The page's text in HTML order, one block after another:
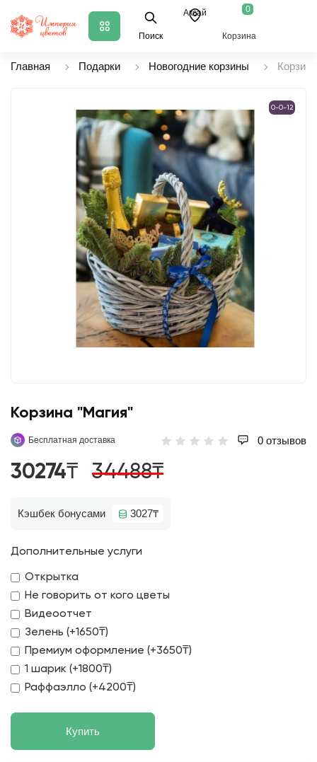
Поиск
Аксай 0
Корзина
Главная Подарки Новогодние корзины
0-0-12
Корзина "Магия"
Бесплатная доставка 0 отзывов
30274₸ 34488₸
Кэшбек бонусами 3027₸
Дополнительные услуги
Открытка
Не говорить от кого цветы
Видеоотчет
Зелень (+1650₸)
Премиум оформление (+3650₸)
1 шарик (+1800₸)
Раффаэлло (+4200₸)
Купить